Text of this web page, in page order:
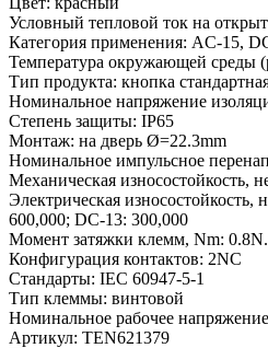
Условный тепловой ток на
Категория применения: AC-15,
Температура окружающей среды
Тип продукта: кнопка
Номинальное напряжение
Степень защиты: IP65
Монтаж: на дверь Ø=22.3mm
Номинальное импульсное
Механическая износостойкость,
Электрическая износостойкость,
600,000; DC-13: 300,000
Момент затяжки клемм, Nm:
Конфигурация контактов: 2NC
Стандарты: IEC 60947-5-1
Тип клеммы: винтовой
Номинальное рабочее
Артикул: TEN621379